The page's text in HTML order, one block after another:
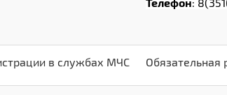
в службах МЧС Обязательная